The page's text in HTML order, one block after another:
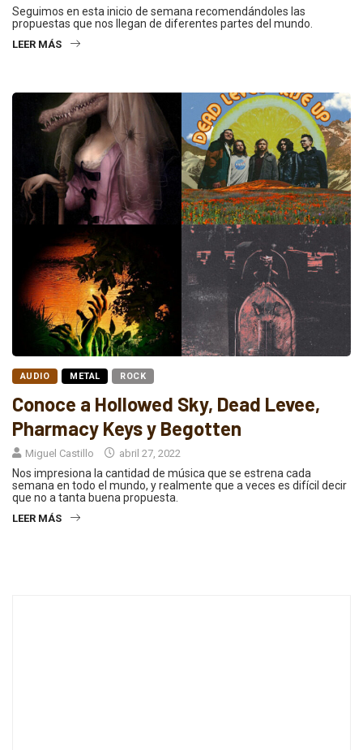
Seguimos en esta inicio de semana recomendándoles las
propuestas que nos llegan de diferentes partes del mundo.
LEER MÁS
AUDIO METAL ROCK
Conoce a Hollowed Sky, Dead Levee,
Pharmacy Keys y Begotten
Miguel Castillo abril 27, 2022
Nos impresiona la cantidad de música que se estrena cada
semana en todo el mundo, y realmente que a veces es difícil decir
que no a tanta buena propuesta.
LEER MÁS